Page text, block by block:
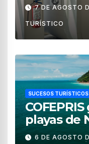
7 DE AGOSTO
TURÍSTICO
SUCESOS TURÍSTICOS
playas de
para uso
6 DE AGOSTO